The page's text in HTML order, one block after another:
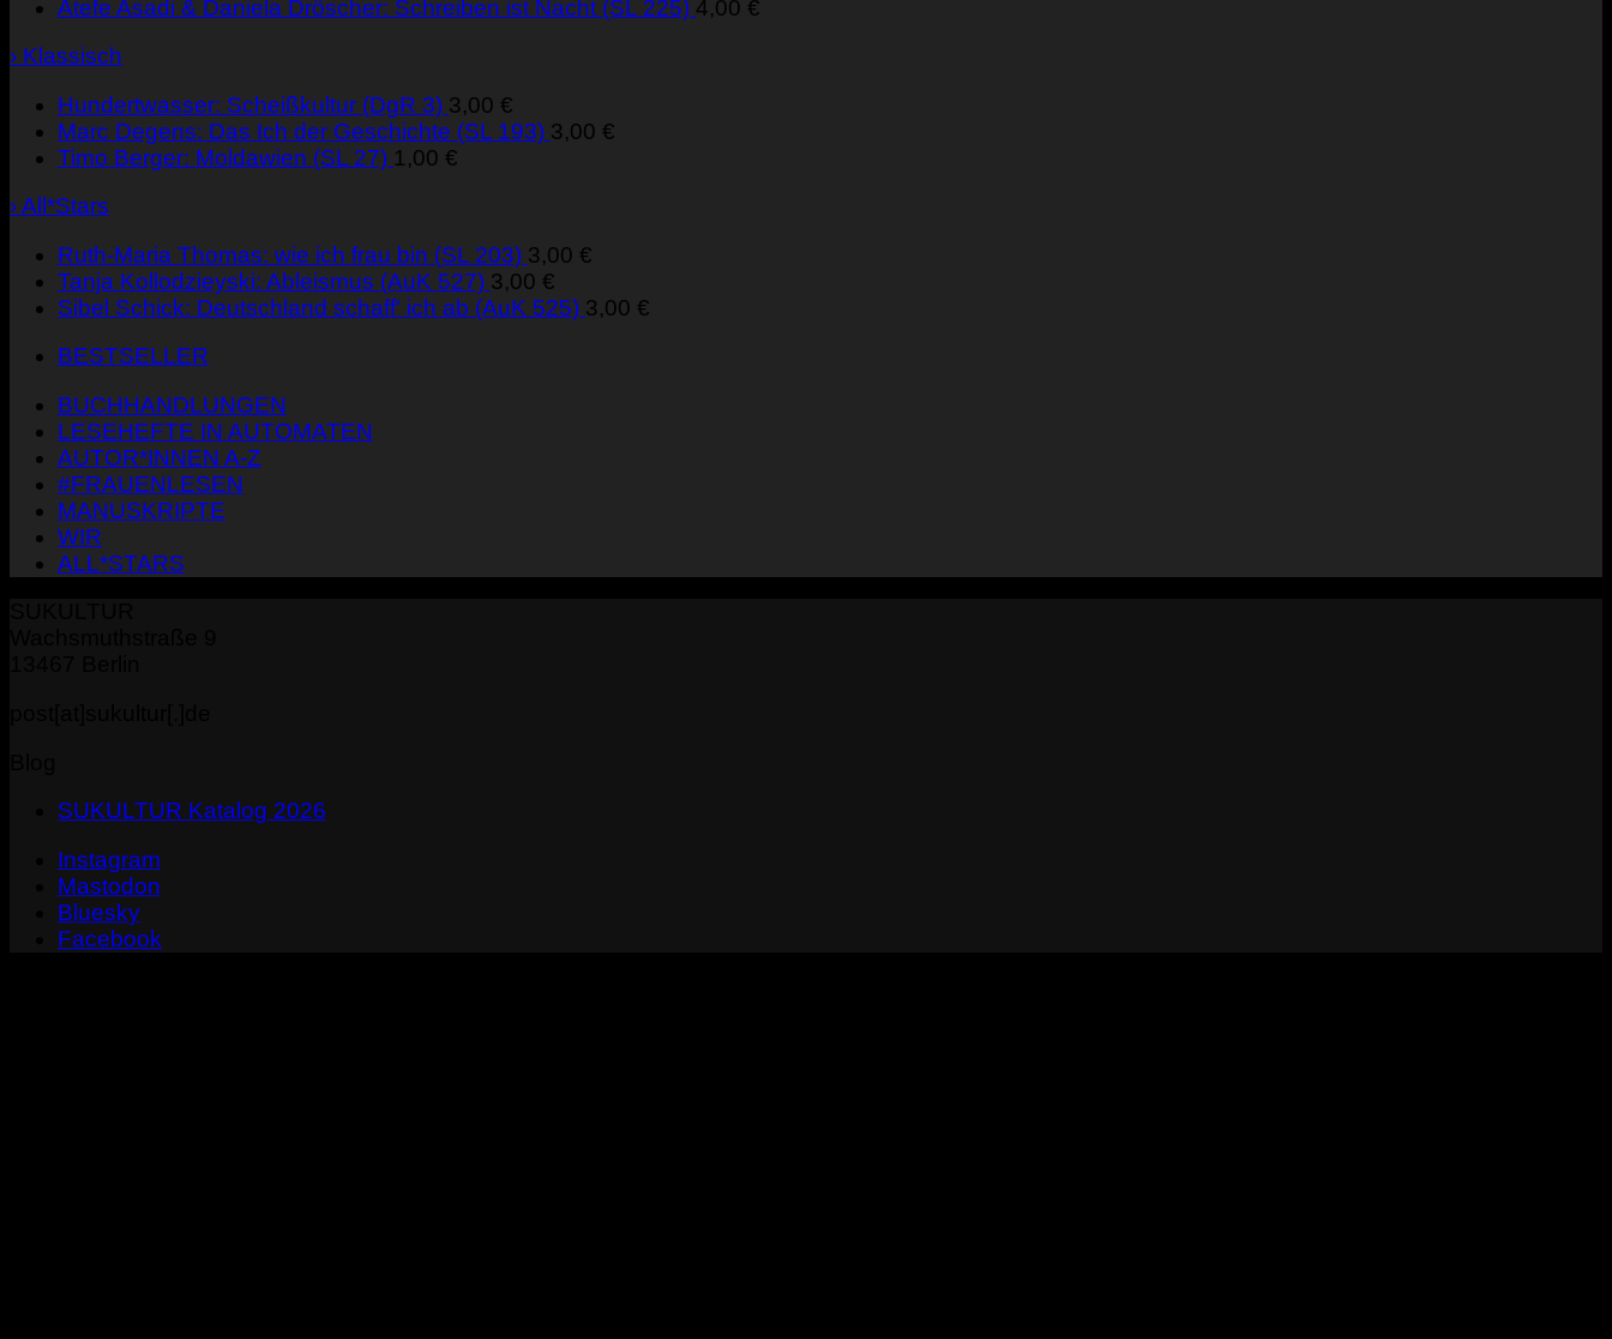
Atefe Asadi & Daniela Dröscher: Schreiben ist Nacht (SL 225) 4,00 €
› Klassisch
Hundertwasser: Scheißkultur (DgR 3) 3,00 €
Marc Degens: Das Ich der Geschichte (SL 193) 3,00 €
Timo Berger: Moldawien (SL 27) 1,00 €
› All*Stars
Ruth-Maria Thomas: wie ich frau bin (SL 203) 3,00 €
Tanja Kollodzieyski: Ableismus (AuK 527) 3,00 €
Sibel Schick: Deutschland schaff' ich ab (AuK 525) 3,00 €
BESTSELLER
BUCHHANDLUNGEN
LESEHEFTE IN AUTOMATEN
AUTOR*INNEN A-Z
#FRAUENLESEN
MANUSKRIPTE
WIR
ALL*STARS
SUKULTUR Katalog 2026
Instagram
Mastodon
Bluesky
Facebook